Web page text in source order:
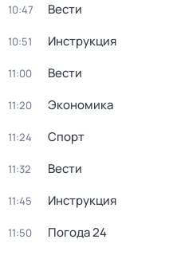
10:47 Вести
10:51 Инструкция
11:00 Вести
11:20 Экономика
11:24 Спорт
11:32 Вести
11:45 Инструкция
11:50 Погода 24